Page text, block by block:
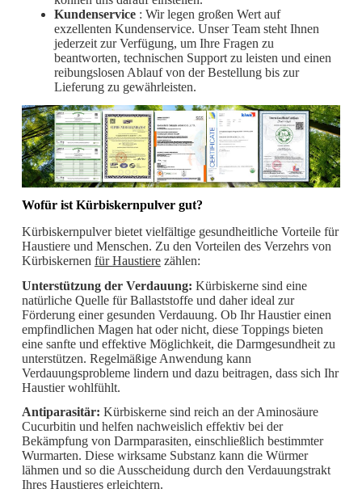
Kundenservice: Wir legen großen Wert auf
exzellenten Kundenservice. Unser Team steht Ihnen
jederzeit zur Verfügung, um Ihre Fragen zu
beantworten, technischen Support zu leisten und einen
reibungslosen Ablauf von der Bestellung bis zur
Lieferung zu gewährleisten.
Wofür ist Kürbiskernpulver gut?
Kürbiskernpulver bietet vielfältige gesundheitliche Vorteile für
Haustiere und Menschen. Zu den Vorteilen des Verzehrs von
Kürbiskernen für Haustierezählen:
Unterstützung der Verdauung: Kürbiskerne sind eine
natürliche Quelle für Ballaststoffe und daher ideal zur
Förderung einer gesunden Verdauung. Ob Ihr Haustier einen
empfindlichen Magen hat oder nicht, diese Toppings bieten
eine sanfte und effektive Möglichkeit, die Darmgesundheit zu
unterstützen. Regelmäßige Anwendung kann
Verdauungsprobleme lindern und dazu beitragen, dass sich Ihr
Haustier wohlfühlt.
Antiparasitär: Kürbiskerne sind reich an der Aminosäure
Cucurbitin und helfen nachweislich effektiv bei der
Bekämpfung von Darmparasiten, einschließlich bestimmter
Wurmarten. Diese wirksame Substanz kann die Würmer
lähmen und so die Ausscheidung durch den Verdauungstrakt
Ihres Haustieres erleichtern.